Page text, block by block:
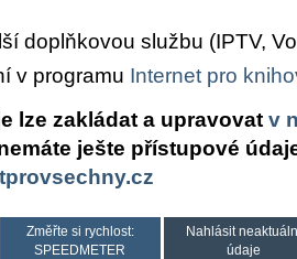
doplňkovou službu (IPTV,
v programu Internet pro
lze zakládat a upravovat v
ješte přístupové
Změřte si rychlost:
SPEEDMETER
Nahlásit
údaje